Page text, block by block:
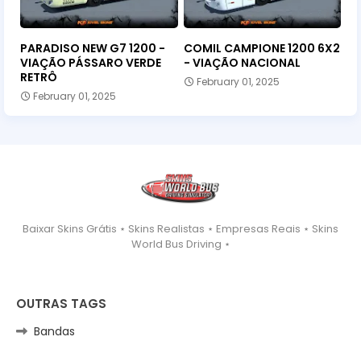
PARADISO NEW G7 1200 -
VIAÇÃO PÁSSARO VERDE
RETRÔ
February 01, 2025
COMIL CAMPIONE 1200 6X2
- VIAÇÃO NACIONAL
February 01, 2025
Baixar Skins Grátis ⋆ Skins Realistas ⋆ Empresas Reais ⋆ Skins
World Bus Driving ⋆
OUTRAS TAGS
Bandas